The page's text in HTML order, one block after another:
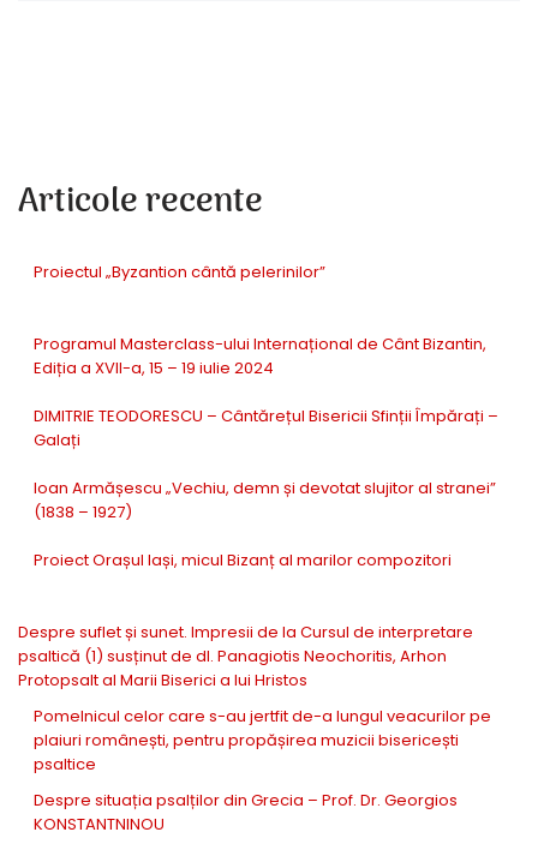
Articole recente
Proiectul „Byzantion cântă pelerinilor”
Programul Masterclass-ului Internațional de Cânt Bizantin,
Ediția a XVII-a, 15 – 19 iulie 2024
DIMITRIE TEODORESCU – Cântărețul Bisericii Sfinții Împărați –
Galați
Ioan Armășescu „Vechiu, demn și devotat slujitor al stranei”
(1838 – 1927)
Proiect Orașul Iași, micul Bizanț al marilor compozitori
Despre suflet și sunet. Impresii de la Cursul de interpretare
psaltică (1) susținut de dl. Panagiotis Neochoritis, Arhon
Protopsalt al Marii Biserici a lui Hristos
Pomelnicul celor care s-au jertfit de-a lungul veacurilor pe
plaiuri românești, pentru propășirea muzicii bisericești
psaltice
Despre situația psalților din Grecia – Prof. Dr. Georgios
KONSTANTNINOU